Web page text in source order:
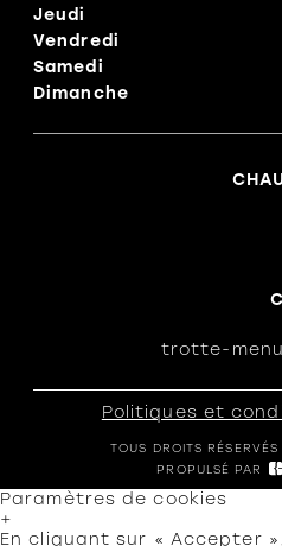
Jeudi
Vendredi
Samedi
Dimanche
trotte-
Politiques et
TOUS DROITS
PROPULSÉ PAR
Paramètres de cookies
+
En cliquant sur « Accepter